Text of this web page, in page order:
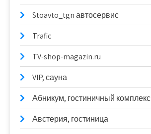
Stoavto_tgn автосервис
Trafic
TV-shop-magazin.ru
VIP, сауна
Абникум, гостиничный комплекс
Австерия, гостиница